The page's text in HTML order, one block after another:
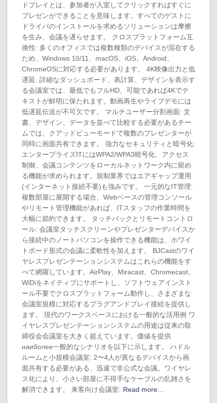
ドプレイとは、参加者が入室してクリックすればすぐに
プレゼンができることを意味します。すべてのゲストに
ドライバのインストールを求めるソリューションは摩擦
を生み、会議を遅らせます。 クロスプラットフォーム互
換性: 多くのオフィスでは複数種類のデバイスが混在する
ため、Windows 10/11、macOS、iOS、Android、
ChromeOSに対応する必要があります。 4K映像出力と低
遅延: 詳細なダッシュボード、表計算、デザインを表示す
る会議室では、最低でもフルHD、可能であれば4Kでテ
キストが鮮明に保たれます。動画再生やライブデモには
低遅延伝送が不可欠です。 マルチユーザー分割画面: 文
書、デザイン、データを並べて比較する必要があるチー
ムでは、クアッドビューモードで複数のプレゼンターが
同時に画面共有できます。 強力なセキュリティと暗号化:
エンタープライズITにはWPA2/WPA3暗号化、アクセス
制御、会議コンテンツをローカルネットワーク内に留め
る機能が求められます。規制業界ではエアギャップ運用
(インターネット接続不要)も強みです。 一元的なIT管理:
複数部屋に展開する場合、Webベースの管理コンソール
やリモート管理機能があれば、ITスタッフの作業時間を
大幅に節約できます。 タッチバックとリモートコントロ
ール: 会議室タッチスクリーンやプレゼンターデバイスか
ら接続中のノートパソコンを操作できる機能は、ホワイ
トボード形式の会議に柔軟性を加えます。 BJCastのワイ
ヤレスプレゼンテーションシステムはこれらの機能をす
べて網羅しています。AirPlay、Miracast、Chromecast、
WiDiをネイティブにサポートし、ソフトウェアインスト
ール不要でクロスプラットフォーム動作し、さまざまな
会議室規模に対応するプラグアンドプレイ接続を提供し
ます。 現代のワークスペースにおける一般的な活用例 ワ
イヤレスプレゼンテーションシステムの用途は従来の取
締役会会議室を大きく超えています。価値を提供
наиболее一般的なシナリオを以下に示します。 ハドル
ルームと小規模会議室: 2〜4人が異なるデバイスから画
面共有する必要がある、迅速で非公式な会議。ワイヤレ
ス化により、小さい部屋に不得手なケーブルの乱雑さを
解消できます。 来客向け会議室: Read more…